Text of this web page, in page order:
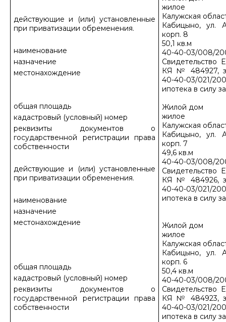
действующие и (или) установленные
при приватизации обременения.
наименование
назначение
местонахождение
общая площадь
кадастровый (условный) номер
реквизиты документов о
государственной регистрации права
собственности
действующие и (или) установленные
при приватизации обременения.
наименование
назначение
местонахождение
общая площадь
кадастровый (условный) номер
реквизиты документов о
государственной регистрации права
собственности
жилое
Калужская
Кабицыно, ул.
корп. 8
50,1 кв.м
40-40-03/008/
Свидетельство
КЯ № 484927,
40-40-03/021/
ипотека в силу
Жилой дом
жилое
Калужская
Кабицыно, ул.
корп. 7
49,6 кв.м
40-40-03/008/
Свидетельство
КЯ № 484926,
40-40-03/021/
ипотека в силу
Жилой дом
жилое
Калужская
Кабицыно, ул.
корп. 6
50,4 кв.м
40-40-03/008/
Свидетельство
КЯ № 484923,
40-40-03/021/
ипотека в силу